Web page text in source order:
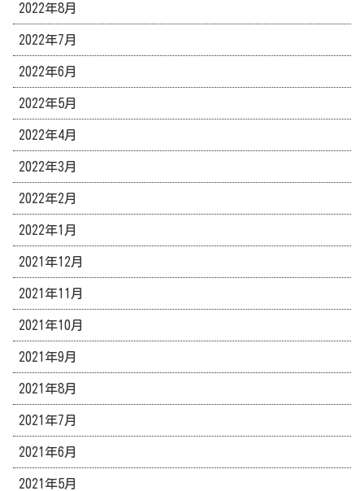
2022年8月
2022年7月
2022年6月
2022年5月
2022年4月
2022年3月
2022年2月
2022年1月
2021年12月
2021年11月
2021年10月
2021年9月
2021年8月
2021年7月
2021年6月
2021年5月